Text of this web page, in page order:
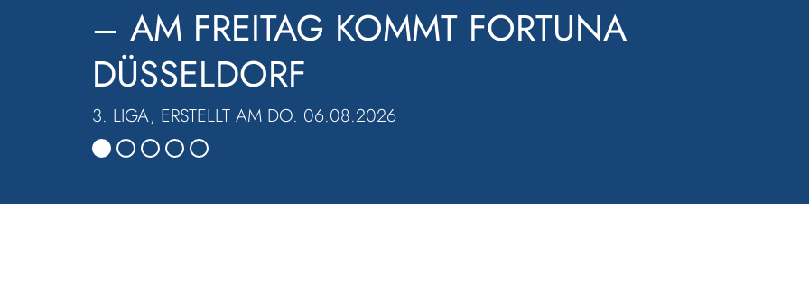
LOCKER EINE RUNDE WEITER – DER SV
WALDHOF SIEGT BEIM FV ELZTAL MIT 9:0
3. LIGA, ERSTELLT AM MO. 03.08.2026